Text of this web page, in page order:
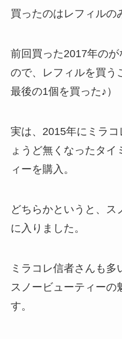
買ったのはレフィルの
前回買った2017年の
ので、レフィルを買う
最後の1個を買った♪）
実は、2015年にミラ
ょうど無くなったタ
ィーを購入。
どちらかというと、
に入りました。
ミラコレ信者さんも
スノービューティーの
す。